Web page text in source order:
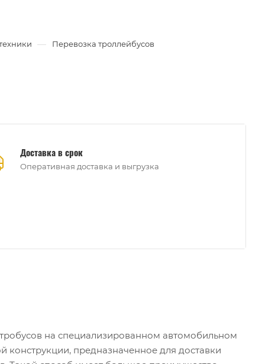
— Перевозка троллейбусов
Доставка в срок
Оперативная доставка и выгрузка
на специализированном автомобильном
конструкции, предназначенное для доставки